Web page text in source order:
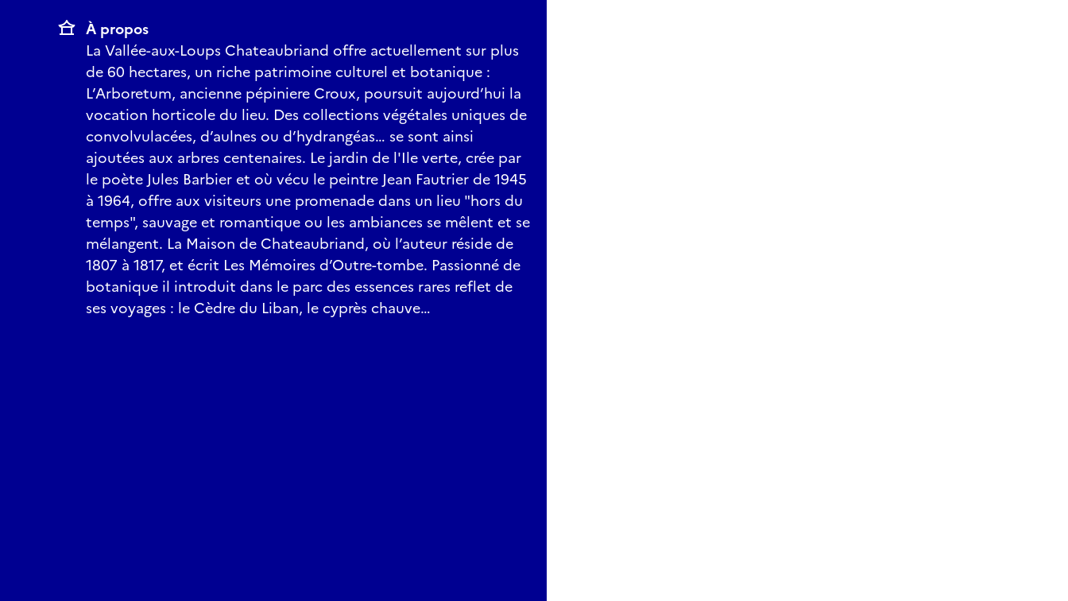
À propos
La Vallée-aux-Loups Chateaubriand offre actuellement sur plus
de 60 hectares, un riche patrimoine culturel et botanique :
L’Arboretum, ancienne pépiniere Croux, poursuit aujourd’hui la
vocation horticole du lieu. Des collections végétales uniques de
convolvulacées, d’aulnes ou d’hydrangéas… se sont ainsi
ajoutées aux arbres centenaires. Le jardin de l'Ile verte, crée par
le poète Jules Barbier et où vécu le peintre Jean Fautrier de 1945
à 1964, offre aux visiteurs une promenade dans un lieu "hors du
temps", sauvage et romantique ou les ambiances se mêlent et se
mélangent. La Maison de Chateaubriand, où l’auteur réside de
1807 à 1817, et écrit Les Mémoires d’Outre-tombe. Passionné de
botanique il introduit dans le parc des essences rares reflet de
ses voyages : le Cèdre du Liban, le cyprès chauve…